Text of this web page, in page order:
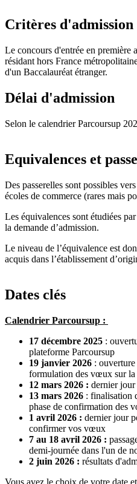
Critères
Le concours d'entrée en première
résidant hors France
d'un Baccalauréat étranger.
Délai d'admission
Selon le calendrier Parcoursup
Equivalences et
Des passerelles sont possibles
écoles de commerce (rares mais
Les équivalences sont étudiées
la demande d’admission.
Le niveau de l’équivalence est
acquis dans l’établissement
Dates clés
Calendrier Parcoursup :
17 décembre 2025 :
plateforme Parcoursup
19 janvier 2026 :
formulation des vœux sur la
12 mars 2026 : dernier
13 mars 2026 : finalisation
phase de confirmation des
1 avril 2026 : dernier jour
confirmer vos vœux
7 au 18 avril 2026 :
demi-journée dans l'un de
2 juin 2026 : résultats
Vous avez le choix de votre date